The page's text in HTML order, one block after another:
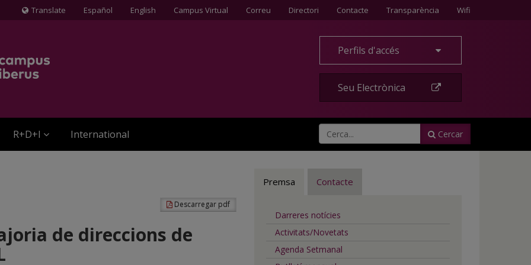
Icona
Translate Español English Campus Virtual Correu Directori Contacte
Contacte Transparència Wifi
Perfils d'accés
Seu Electrònica
R+D+I International Cercar
Descarregar pdf
de direccions de
Premsa Contacte
Darreres notícies
Activitats/Novetats
Agenda Setmanal